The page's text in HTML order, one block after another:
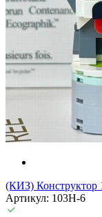
(КИЗ) Конструктор
Артикул: 103H-6